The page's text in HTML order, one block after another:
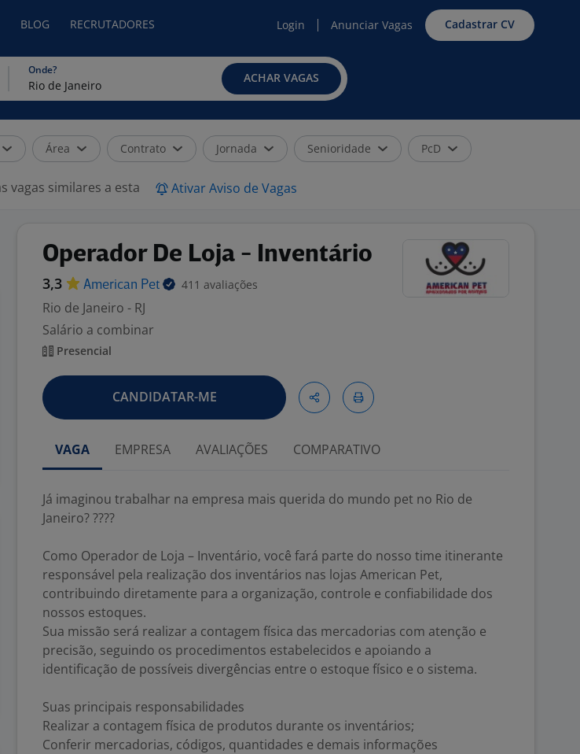
BLOG RECRUTADORES Login Anunciar Vagas Cadastrar CV
Onde?
ACHAR VAGAS
Área Contrato Jornada Senioridade PcD
vagas similares a esta Ativar Aviso de Vagas
Operador De Loja - Inventário
3,3 American Pet 411 avaliações
Rio de Janeiro - RJ
Salário a combinar
Presencial
CANDIDATAR-ME
VAGA EMPRESA AVALIAÇÕES COMPARATIVO
Já imaginou trabalhar na empresa mais querida do mundo pet no Rio de
Janeiro? ????
Como Operador de Loja – Inventário, você fará parte do nosso time itinerante
responsável pela realização dos inventários nas lojas American Pet,
contribuindo diretamente para a organização, controle e confiabilidade dos
nossos estoques.
Sua missão será realizar a contagem física das mercadorias com atenção e
precisão, seguindo os procedimentos estabelecidos e apoiando a
identificação de possíveis divergências entre o estoque físico e o sistema.
Suas principais responsabilidades
Realizar a contagem física de produtos durante os inventários;
Conferir mercadorias, códigos, quantidades e demais informações